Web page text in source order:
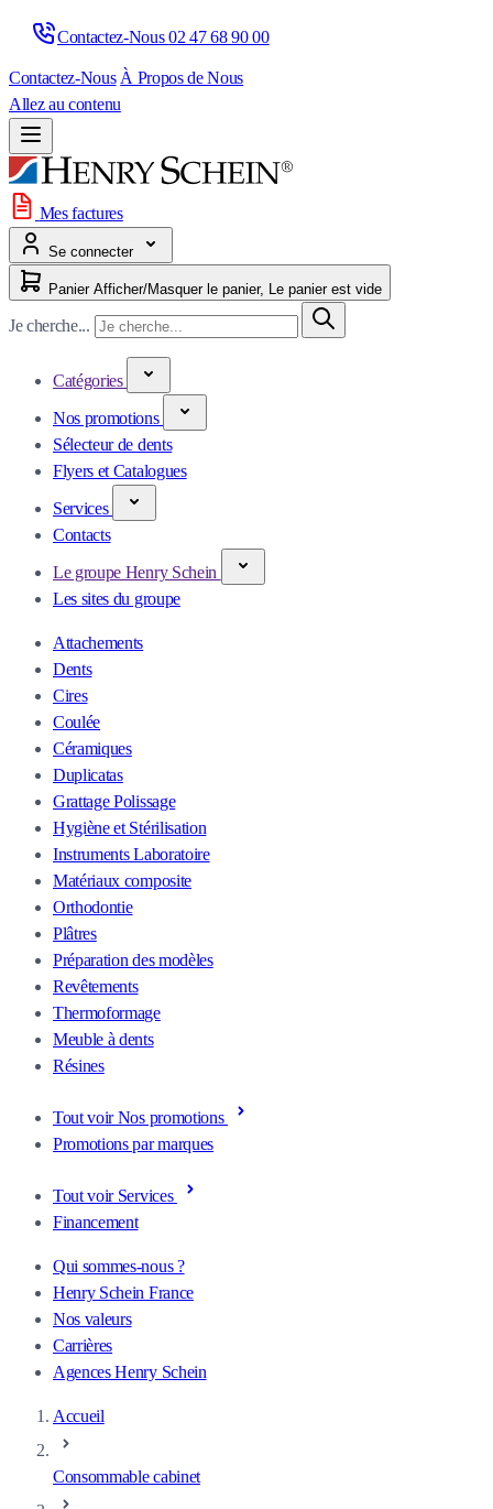
Contactez-Nous 02 47 68 90 00
Contactez-Nous À Propos de Nous
Allez au contenu
Mes factures
Se connecter
Panier Afficher/Masquer le panier, Le panier est vide
Je cherche...
Catégories
Nos promotions
Sélecteur de dents
Flyers et Catalogues
Services
Contacts
Le groupe Henry Schein
Les sites du groupe
Attachements
Dents
Cires
Coulée
Céramiques
Duplicatas
Grattage Polissage
Hygiène et Stérilisation
Instruments Laboratoire
Matériaux composite
Orthodontie
Plâtres
Préparation des modèles
Revêtements
Thermoformage
Meuble à dents
Résines
Tout voir Nos promotions
Promotions par marques
Tout voir Services
Financement
Qui sommes-nous ?
Henry Schein France
Nos valeurs
Carrières
Agences Henry Schein
Accueil
Consommable cabinet